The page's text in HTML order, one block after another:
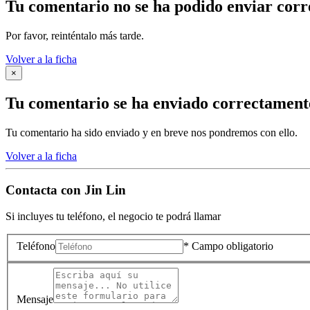
Tu comentario no se ha podido enviar
Por favor, reinténtalo más tarde.
Volver a la ficha
×
Tu comentario se ha enviado
Tu comentario ha sido enviado y en breve nos pondremos con ello.
Volver a la ficha
Contacta con Jin Lin
Si incluyes tu teléfono, el negocio te podrá llamar
Teléfono * Campo obligatorio
Mensaje